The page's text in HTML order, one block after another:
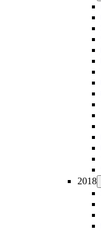
2018